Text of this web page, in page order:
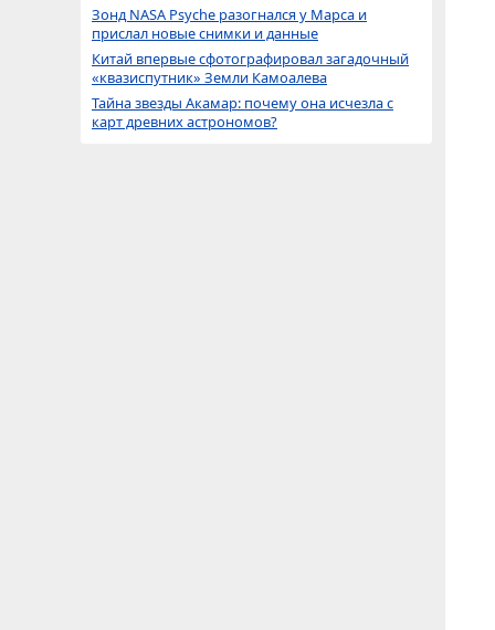
Зонд NASA Psyche разогнался у Марса и
прислал новые снимки и данные
Китай впервые сфотографировал загадочный
«квазиспутник» Земли Камоалева
Тайна звезды Акамар: почему она исчезла с
карт древних астрономов?